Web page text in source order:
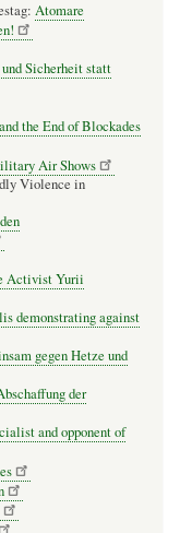
Atomare
Sicherheit statt
the End of Blockades
Air Shows
Violence in
Activist Yurii
demonstrating against
gegen Hetze und
der
and opponent of